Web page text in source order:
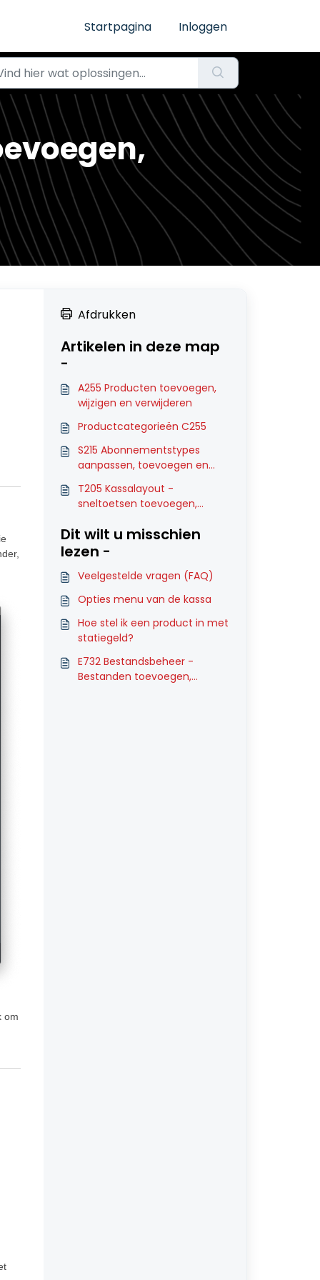
Startpagina Inloggen
om
Afdrukken
Artikelen in deze map
-
A255 Producten toevoegen,
wijzigen en verwijderen
Productcategorieën C255
S215 Abonnementstypes
aanpassen, toevoegen en
T205 Kassalayout -
sneltoetsen toevoegen,
Dit wilt u misschien
lezen -
Veelgestelde vragen (FAQ)
Opties menu van de kassa
Hoe stel ik een product in met
statiegeld?
E732 Bestandsbeheer -
Bestanden toevoegen,